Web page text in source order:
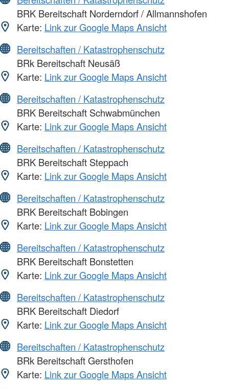
BRK Bereitschaft Norderndorf / Allmannshofen
Karte: Link zur Google Maps Ansicht
Bereitschaften / Katastrophenschutz
BRk Bereitschaft Neusäß
Karte: Link zur Google Maps Ansicht
Bereitschaften / Katastrophenschutz
BRK Bereitschaft Schwabmünchen
Karte: Link zur Google Maps Ansicht
Bereitschaften / Katastrophenschutz
BRK Bereitschaft Steppach
Karte: Link zur Google Maps Ansicht
Bereitschaften / Katastrophenschutz
BRK Bereitschaft Bobingen
Karte: Link zur Google Maps Ansicht
Bereitschaften / Katastrophenschutz
BRK Bereitschaft Bonstetten
Karte: Link zur Google Maps Ansicht
Bereitschaften / Katastrophenschutz
BRK Bereitschaft Diedorf
Karte: Link zur Google Maps Ansicht
Bereitschaften / Katastrophenschutz
BRk Bereitschaft Gersthofen
Karte: Link zur Google Maps Ansicht